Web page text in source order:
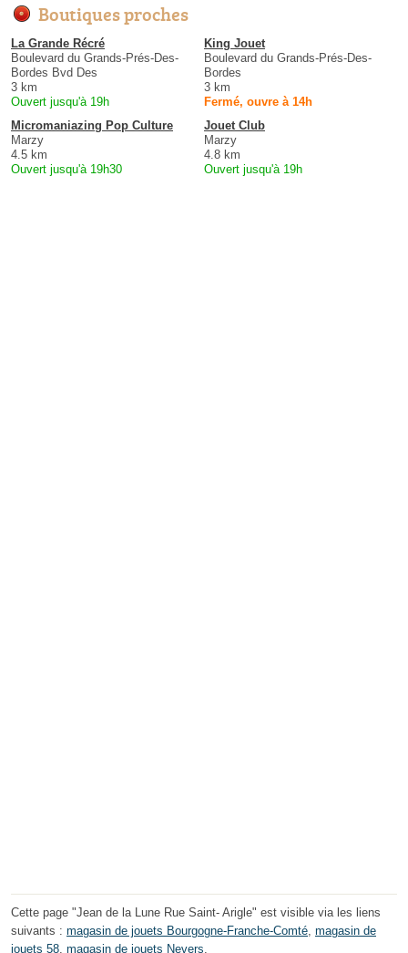
Boutiques proches
La Grande Récré
Boulevard du Grands-Prés-Des-
Bordes Bvd Des
3 km
Ouvert jusqu'à 19h
King Jouet
Boulevard du Grands-Prés-Des-
Bordes
3 km
Fermé, ouvre à 14h
Micromaniazing Pop Culture
Marzy
4.5 km
Ouvert jusqu'à 19h30
Jouet Club
Marzy
4.8 km
Ouvert jusqu'à 19h
Cette page "Jean de la Lune Rue Saint- Arigle" est visible via les liens
suivants : magasin de jouets Bourgogne-Franche-Comté, magasin de
jouets 58, magasin de jouets Nevers.